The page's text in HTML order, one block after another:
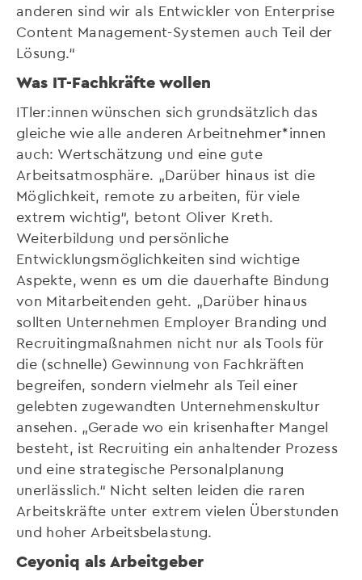
anderen sind wir als Entwickler von Enterprise
Content Management-Systemen auch Teil der
Lösung.“
Was IT-Fachkräfte wollen
ITler:innen wünschen sich grundsätzlich das
gleiche wie alle anderen Arbeitnehmer*innen
auch: Wertschätzung und eine gute
Arbeitsatmosphäre. „Darüber hinaus ist die
Möglichkeit, remote zu arbeiten, für viele
extrem wichtig“, betont Oliver Kreth.
Weiterbildung und persönliche
Entwicklungsmöglichkeiten sind wichtige
Aspekte, wenn es um die dauerhafte Bindung
von Mitarbeitenden geht. „Darüber hinaus
sollten Unternehmen Employer Branding und
Recruitingmaßnahmen nicht nur als Tools für
die (schnelle) Gewinnung von Fachkräften
begreifen, sondern vielmehr als Teil einer
gelebten zugewandten Unternehmenskultur
ansehen. „Gerade wo ein krisenhafter Mangel
besteht, ist Recruiting ein anhaltender Prozess
und eine strategische Personalplanung
unerlässlich.“ Nicht selten leiden die raren
Arbeitskräfte unter extrem vielen Überstunden
und hoher Arbeitsbelastung.
Ceyoniq als Arbeitgeber